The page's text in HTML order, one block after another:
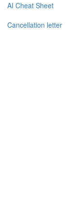
AI Cheat Sheet
Cancellation letter